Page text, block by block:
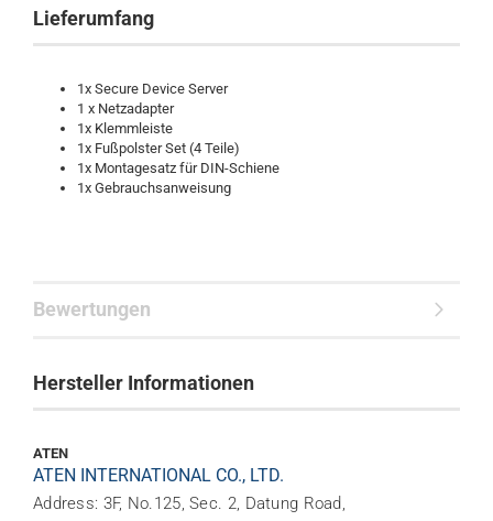
Lieferumfang
1x Secure Device Server
1 x Netzadapter
1x Klemmleiste
1x Fußpolster Set (4 Teile)
1x Montagesatz für DIN-Schiene
1x Gebrauchsanweisung
Bewertungen
Hersteller Informationen
ATEN
ATEN INTERNATIONAL CO., LTD.
Address: 3F, No.125, Sec. 2, Datung Road,